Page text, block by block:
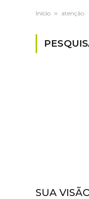
Início » atenção
SUA